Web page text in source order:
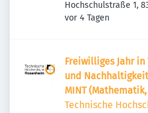
Hochschulstraße 1,
Deutschland
Veröffentlicht
vor 4 Tagen
Freiwilliges Jahr in
und
MINT
Naturwissenschaft
Technische